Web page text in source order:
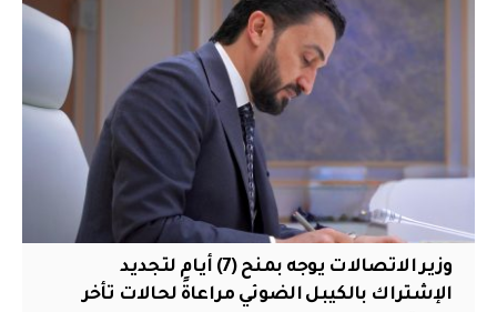
وزير الاتصالات يوجه بمنح (7) أيام لتجديد
الإشتراك بالكيبل الضوئي مراعاةً لحالات تأخر